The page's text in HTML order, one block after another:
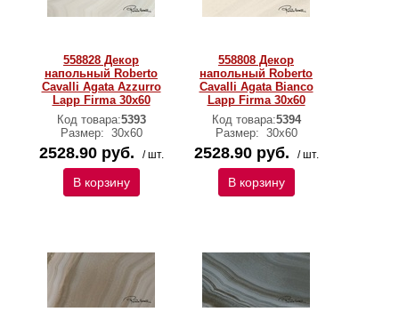
558828 Декор
напольный Roberto
Cavalli Agata Azzurro
Lapp Firma 30x60
Код товара:5393
Размер: 30х60
2528.90 руб. / шт.
В корзину
558808 Декор
напольный Roberto
Cavalli Agata Bianco
Lapp Firma 30x60
Код товара:5394
Размер: 30х60
2528.90 руб. / шт.
В корзину